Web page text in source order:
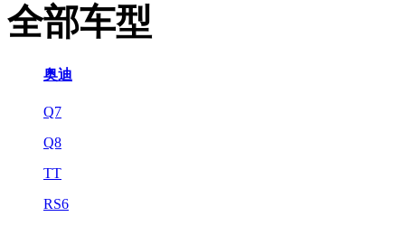
全部车型
奥迪
Q7
Q8
TT
RS6